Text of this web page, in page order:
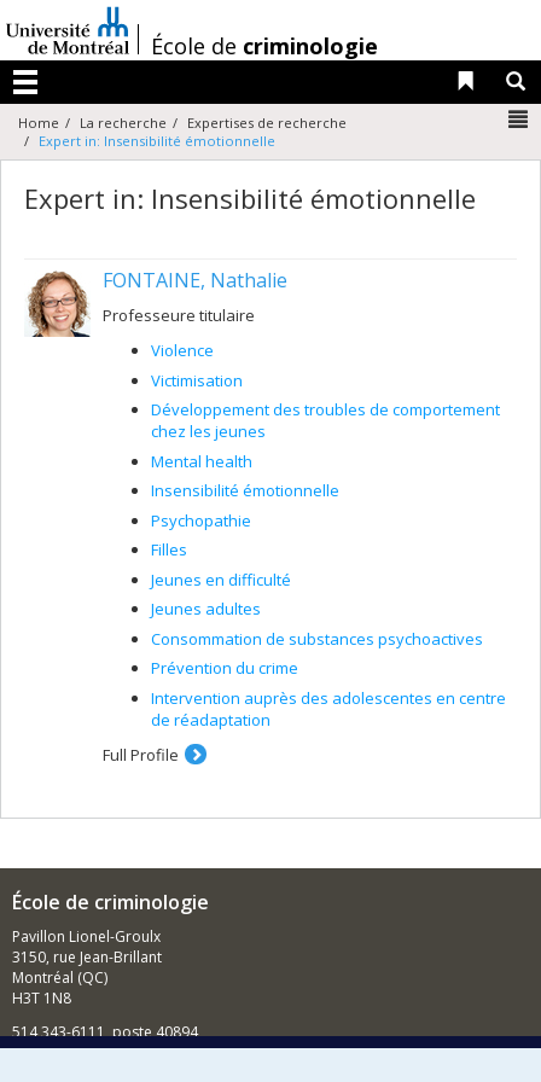
au
contenu
/École de criminologie
Menu
Liens
Home La recherche
Expertises de recherche
Expert in: Insensibilité émotionnelle
Expert in: Insensibilité émotionnelle
FONTAINE, Nathalie
Professeure titulaire
Violence
Victimisation
Développement des troubles de comportement
chez les jeunes
Mental health
Insensibilité émotionnelle
Psychopathie
Filles
Jeunes en difficulté
Jeunes adultes
Consommation de substances psychoactives
Prévention du crime
Intervention auprès des adolescentes en centre
de réadaptation
Full Profile
École de criminologie
Pavillon Lionel-Groulx
3150, rue Jean-Brillant
Montréal (QC)
H3T 1N8
514 343-6111, poste 40894